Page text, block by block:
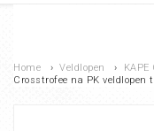
Home › Veldlopen › KAPE
Crosstrofee na PK veldlopen